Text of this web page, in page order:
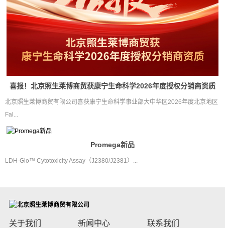
喜报！北京照生莱博商贸获康宁生命科学2026年度授权分销商资质
北京照生莱博商贸有限公司喜获康宁生命科学事业部大中华区2026年度北京地区
Fal...
Promega新品
LDH-Glo™ Cytotoxicity Assay（J2380/J2381）...
关于我们 新闻中心 联系我们